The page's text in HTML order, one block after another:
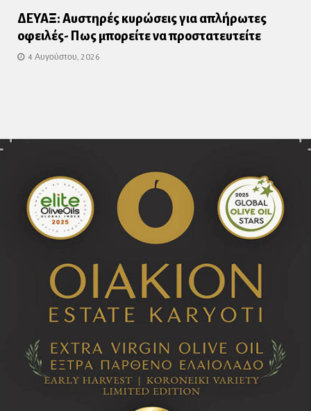
ΔΕΥΑΞ: Αυστηρές κυρώσεις για απλήρωτες
οφειλές- Πως μπορείτε να προστατευτείτε
4 Αυγούστου, 2026